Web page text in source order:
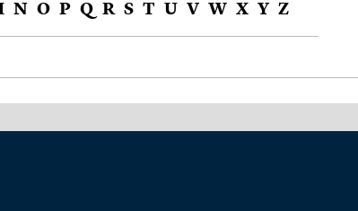
N O P Q R S T U V W X Y Z